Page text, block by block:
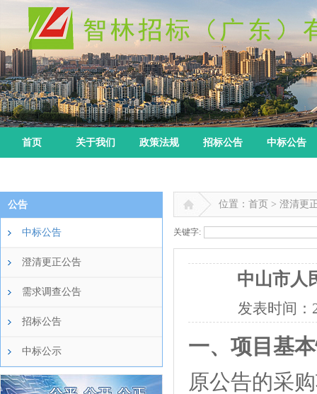
首页 关于我们 政策法规 招标公告 中标公告
公告
中标公告
澄清更正公告
需求调查公告
招标公告
中标公示
位置：首页 > 澄清更
关键字:
中山市人
发表时间：
一、项目基
原公告的采